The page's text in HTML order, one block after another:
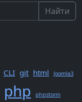
Найти
CLI git html Joomla3
php phpstorm